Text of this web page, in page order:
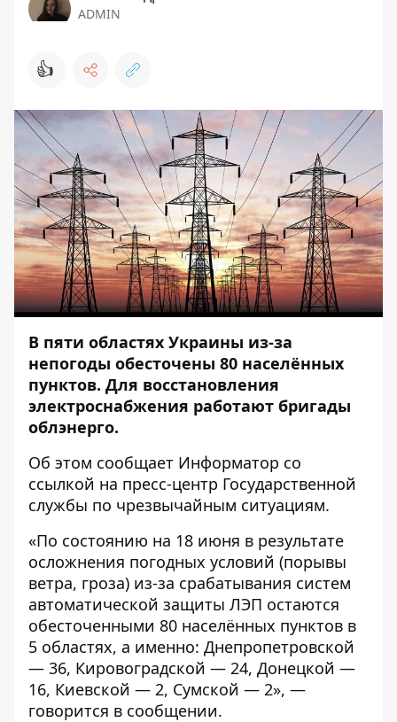
ADMIN
👍
В пяти областях Украины из-за
непогоды обесточены 80 населённых
пунктов. Для восстановления
электроснабжения работают бригады
облэнерго.
Об этом сообщает Информатор со
ссылкой на пресс-центр Государственной
службы по чрезвычайным ситуациям.
«По состоянию на 18 июня в результате
осложнения погодных условий (порывы
ветра, гроза) из-за срабатывания систем
автоматической защиты ЛЭП остаются
обесточенными 80 населённых пунктов в
5 областях, а именно: Днепропетровской
— 36, Кировоградской — 24, Донецкой —
16, Киевской — 2, Сумской — 2», —
говорится в сообщении.